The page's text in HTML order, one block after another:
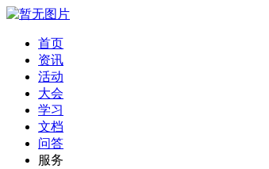
首页
资讯
活动
大会
学习
文档
问答
服务